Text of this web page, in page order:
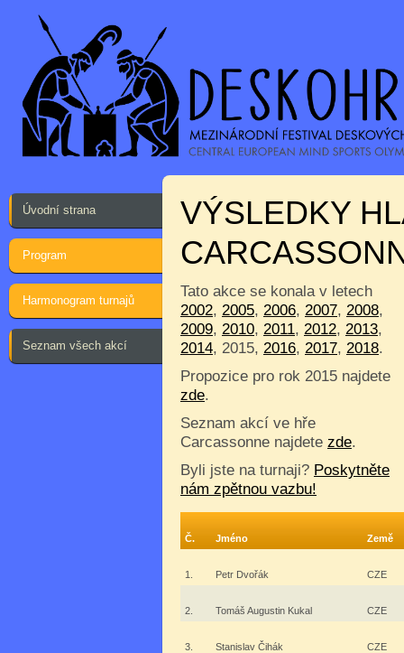
Úvodní strana
Program
Harmonogram turnajů
Seznam všech akcí
VÝSLEDKY
Tato akce se konala v letech
2002, 2005, 2006, 2007, 2008,
2009, 2010, 2011, 2012, 2013,
2014, 2015, 2016, 2017, 2018.
Propozice pro rok 2015 najdete
zde.
Seznam akcí ve hře
Carcassonne najdete zde.
Byli jste na turnaji? Poskytněte
nám zpětnou vazbu!
Č. Jméno Země
1. Petr Dvořák CZE
2. Tomáš Augustin Kukal CZE
3. Stanislav Čihák CZE